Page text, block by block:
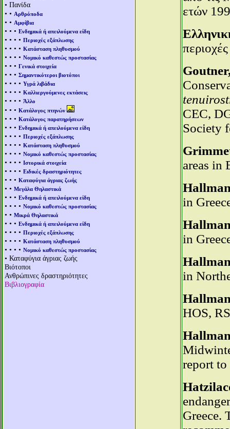
• Πανίδα
• • Αρθρόποδα
• • Αμφίβια
• • • Ενδημικά ή απειλούμενα είδη
• • • • Περιοχές εξάπλωσης
• • • • Κατάσταση πληθυσμού
• • • • Νομικό καθεστώς προστασίας
• • • Γενικά στοιχεία
• • • Σημαντικότεροι βιοτόποι
• • • • Υγρά λιβάδια
• • • • Καλλιεργούμενες εκτάσεις
• • • • Άλλο
• • • Κατάλογος πτηνών
• • • Κατάλογος παρατηρήσεων
• • • Ενδημικά ή απειλούμενα είδη
• • • • Περιοχές εξάπλωσης
• • • • Κατάσταση πληθυσμού
• • • • Νομικό καθεστώς προστασίας
• • • • Ιστορικά στοιχεία
• • • • Ειδικές δραστηριότητες
• • • Καταφύγια άγριας ζωής
• • Μεγάλα Θηλαστικά
• • • Ενδημικά ή απειλούμενα είδη
• • • • Νομικό καθεστώς προστασίας
• • Μικρά Θηλαστικά
• • • Ενδημικά ή απειλούμενα είδη
• • • • Περιοχές εξάπλωσης
• • • • Κατάσταση πληθυσμού
• • • • Νομικό καθεστώς προστασίας
• Καταφύγια άγριας ζωής
Βιότοποι
Ανθρώπινες δραστηριότητες
Βιβλιογραφία
ετών
CEC,
Society
areas in
in
in
in
HOS,
report
Greece.